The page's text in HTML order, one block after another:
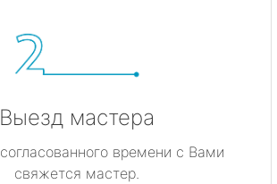
Выезд мастера
времени с Вами
свяжется мастер.